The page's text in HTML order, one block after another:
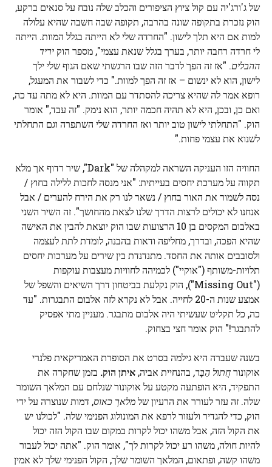
של ג'ורג'יה עם קול ציוץ הציפורים והכלב שלה נובח על סנאים ברקע,
הוק נזכרת בתקופה שונה בהרבה, תקופה שבה חשבה שהיא עלולה
למות אם היא תלך לישון. "החרדה שלי לא הייתה בגלל המוות. הייתה
לי חרדה רחבה יותר, בערך בגלל שנאת עצמי", מספר הוק יריד
ההבלים. "אז זה הפך לדבר הזה שבו הרגשתי שאם הגוף שלי ילך
לישון, הוא לא ינשום – אז זה הפך למוות." כדי לשבור את המעגל,
רופא אמר לה שהיא צריכה להסתדר עם המוות. היא לא מתה עד כה,
ואם כן, ובכן, היא לא תהיה חכמה יותר, הוא נימק. "זה עבד," אומר
הוק. "התחלתי לישון טוב יותר ואז החרדה שלי השתפרה וגם התחלתי
לשנוא את עצמי פחות."
החוויה הזו העניקה השראה למקהלה של "Dark", שיר רדוף אך מלא
תקווה על מערכת יחסים בעייתית: "אני מנסה לחכות ללילה בחוץ /
נסה לשמור את האור בחוץ / נשאר לנו רק את הירח להערים / אבל
אנחנו לא יכולים לרצות הדרך שלנו לצאת מהחושך". זה השיר השני
באלבום המקסים בן 10 הרצועות שבו הוק יוצאת להבין את האישה
שהיא הפכה, ובדרך, מחליפה ודאות בהבנה, לומדת לתת לעצמה
ולסובבים אותה את החסד. מתנדנדת בין שירים על מערכות יחסים
תלויות-משותף ("אוקיי") לכמיהה לחוויות מעצבות עוקפות
("Missing Out"), הוק נקלעת בביטחון דרך השיאים והשפל של
אמצע שנות ה-20 לחייה. אבל לא נקרא לזה אלבום התבגרות. "עד
כה, כל תקליט שעשיתי היה אלבום מתבגר. מעניין מתי אפסיק
להתבגר!" הוק אומר חצי בצחוק.
בשנה שעברה היא גילמה בסרט את הסופרת האמריקאית פלנרי
אוקונורחֲתוּל הַבָּר, בהנחיית אביה, איתן הוק. בזמן שחקרה את
התפקיד, היא הופתעה מקטע על אוקונור שנלחם עם המלאך השומר
שלה. זה עזר לעורר את הרעיון שלמלאך כאוס, דמות שנוצרה על ידי
הוק, כדי להגדיר ולעזור לרפא את המונולוג הפנימי שלה. "לכולנו יש
את הקול הזה, אבל משהו יכול לקרות במקום שבו הקול הזה יכול
להיות חולה, משהו רע יכול לקרות לך", אומר הוק. "אתה יכול לעבור
משהו קשה, ופתאום, המלאך השומר שלך, הקול הפנימי שלך לא אמין